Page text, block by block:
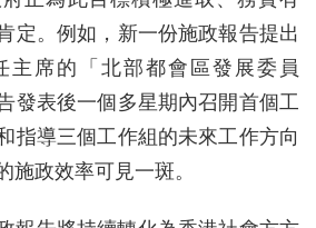
定。例如，新一份施政報告提出
主席的「北部都會區發展委員
發表後一個多星期內召開首個工
指導三個工作組的未來工作方向
施政效率可見一斑。